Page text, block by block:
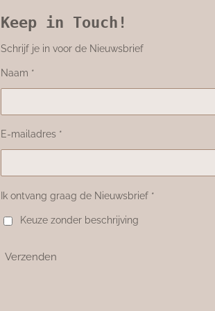
Keep in Touch!
Schrijf je in voor de Nieuwsbrief
Naam *
E-mailadres *
Ik ontvang graag de Nieuwsbrief *
Keuze zonder beschrijving
Verzenden